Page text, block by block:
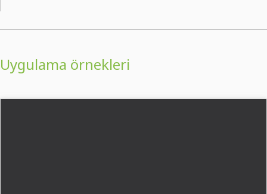
Uygulama örnekleri